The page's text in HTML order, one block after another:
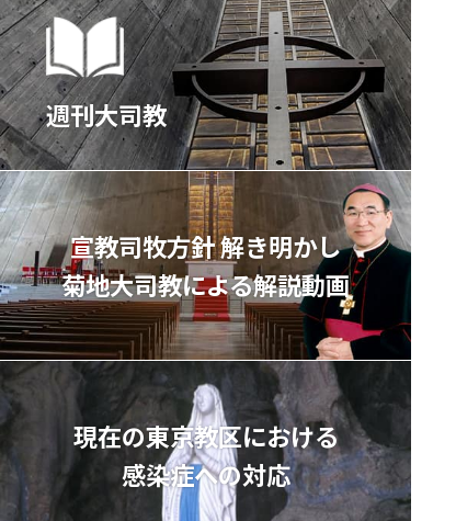
週刊大司教
宣教司牧⽅針 解き明かし
菊地⼤司教による解説動画
現在の東京教区における
感染症への対応